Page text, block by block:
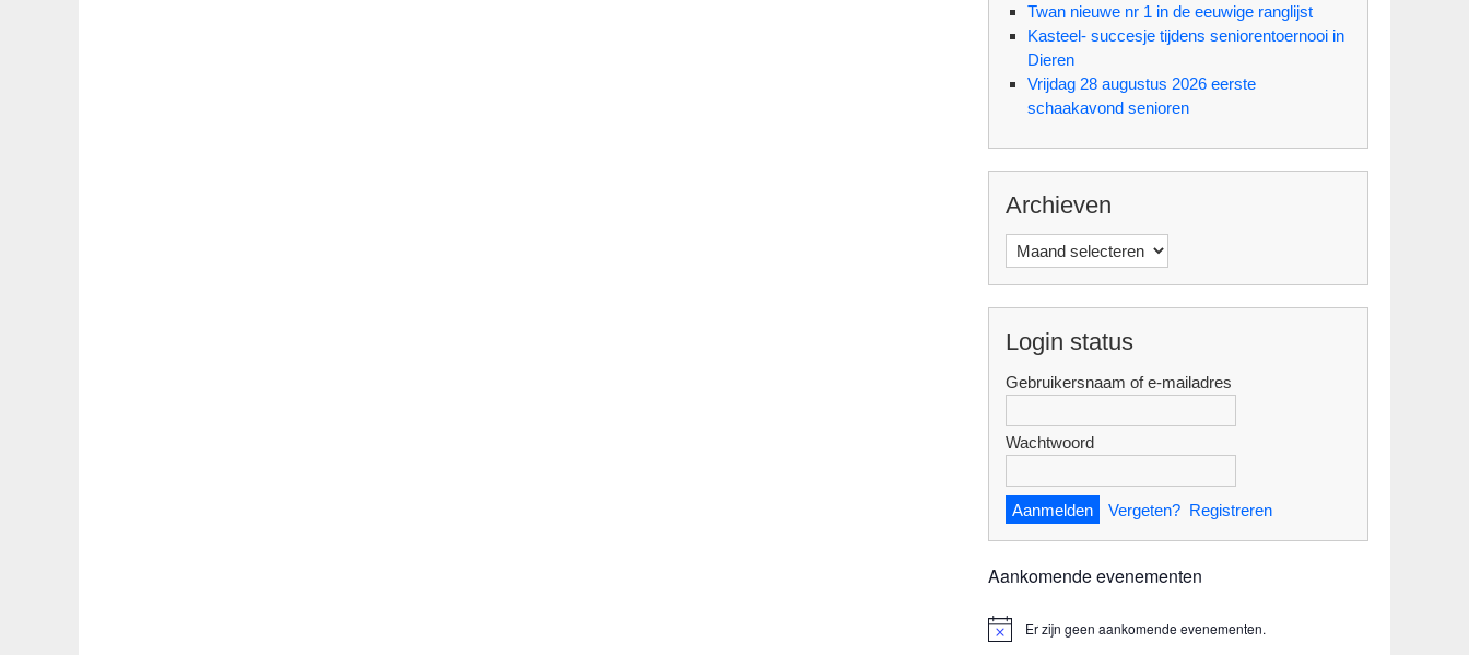
Twan nieuwe nr 1 in de eeuwige ranglijst
Kasteel- succesje tijdens seniorentoernooi in
Dieren
Vrijdag 28 augustus 2026 eerste
schaakavond senioren
Archieven
Archieven
Login status
Gebruikersnaam of e-mailadres
Wachtwoord
Vergeten? Registreren
Aankomende evenementen
Er zijn geen aankomende evenementen.